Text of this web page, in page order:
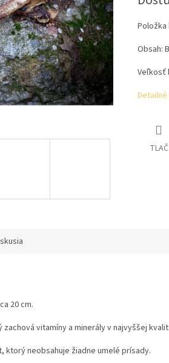
Obsah:
Veľkosť
TLAČ
20 cm.
vitamíny a minerály v najvyššej
neobsahuje žiadne umelé prísady.